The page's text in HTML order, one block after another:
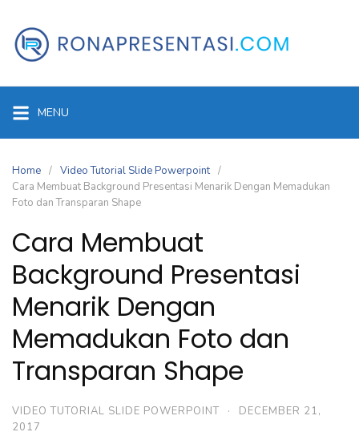
content
MENU
Home
Video Tutorial Slide Powerpoint
Cara Membuat Background Presentasi Menarik Dengan Memadukan
Foto dan Transparan Shape
Cara Membuat
Background Presentasi
Menarik Dengan
Memadukan Foto dan
Transparan Shape
VIDEO TUTORIAL SLIDE POWERPOINT ·
DECEMBER 21,
2017